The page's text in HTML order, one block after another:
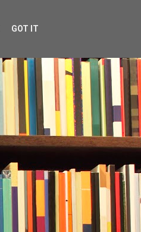
GOT IT